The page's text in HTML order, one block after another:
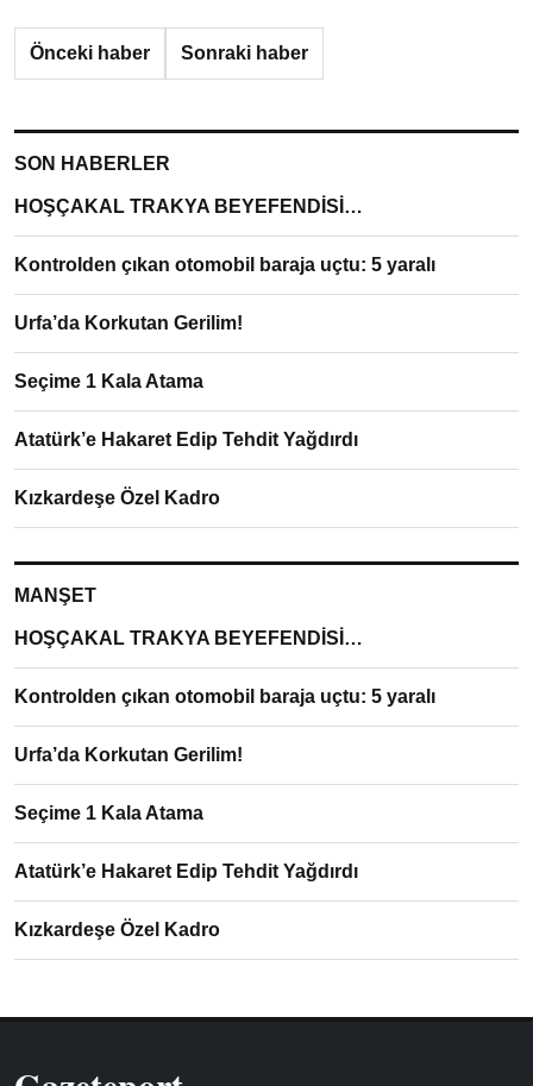
Önceki haber Sonraki haber
SON HABERLER
HOŞÇAKAL TRAKYA BEYEFENDİSİ…
Kontrolden çıkan otomobil baraja uçtu: 5 yaralı
Urfa’da Korkutan Gerilim!
Seçime 1 Kala Atama
Atatürk’e Hakaret Edip Tehdit Yağdırdı
Kızkardeşe Özel Kadro
MANŞET
HOŞÇAKAL TRAKYA BEYEFENDİSİ…
Kontrolden çıkan otomobil baraja uçtu: 5 yaralı
Urfa’da Korkutan Gerilim!
Seçime 1 Kala Atama
Atatürk’e Hakaret Edip Tehdit Yağdırdı
Kızkardeşe Özel Kadro